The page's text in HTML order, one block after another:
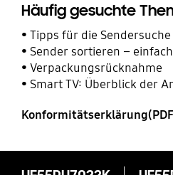
Häufig gesuchte
Tipps für die Sendersuche
Sender sortieren –
Verpackungsrücknahme
Smart TV: Überblick der